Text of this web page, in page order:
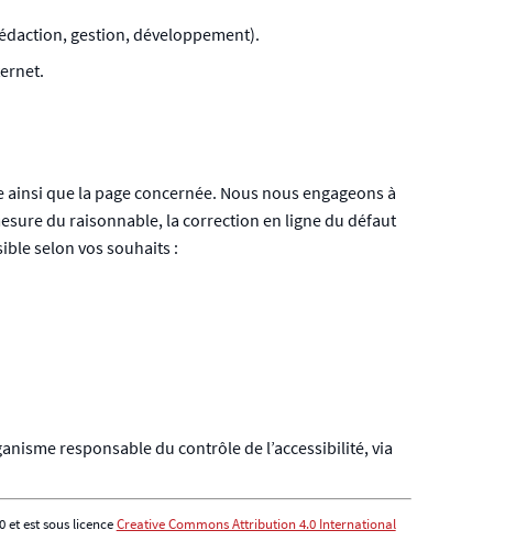
gestion, développement).
que la page concernée. Nous nous engageons à
du raisonnable, la correction en ligne du défaut
selon vos souhaits :
responsable du contrôle de l’accessibilité, via
et est sous licence Creative Commons Attribution 4.0 International